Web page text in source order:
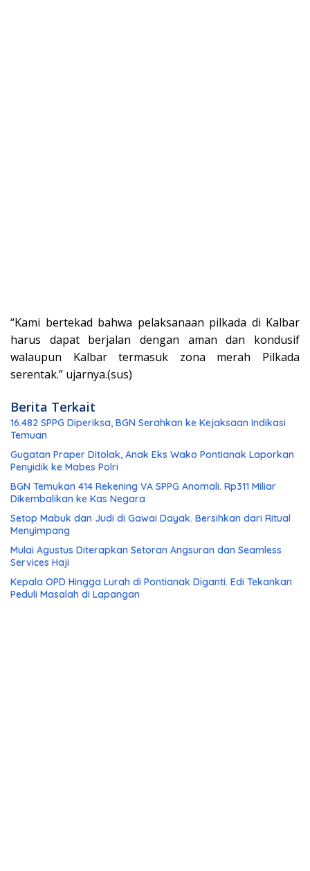
“Kami bertekad bahwa pelaksanaan pilkada di Kalbar
harus dapat berjalan dengan aman dan kondusif
walaupun Kalbar termasuk zona merah Pilkada
serentak.” ujarnya.(sus)
Berita Terkait
16.482 SPPG Diperiksa, BGN Serahkan ke Kejaksaan Indikasi
Temuan
Gugatan Praper Ditolak, Anak Eks Wako Pontianak Laporkan
Penyidik ke Mabes Polri
BGN Temukan 414 Rekening VA SPPG Anomali. Rp311 Miliar
Dikembalikan ke Kas Negara
Setop Mabuk dan Judi di Gawai Dayak. Bersihkan dari Ritual
Menyimpang
Mulai Agustus Diterapkan Setoran Angsuran dan Seamless
Services Haji
Kepala OPD Hingga Lurah di Pontianak Diganti. Edi Tekankan
Peduli Masalah di Lapangan